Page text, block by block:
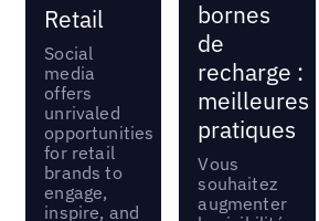
Retail
Social
media
offers
unrivaled
opportunities
for retail
brands to
engage,
inspire, and
bornes
de
recharge :
meilleures
pratiques
Vous
souhaitez
augmenter